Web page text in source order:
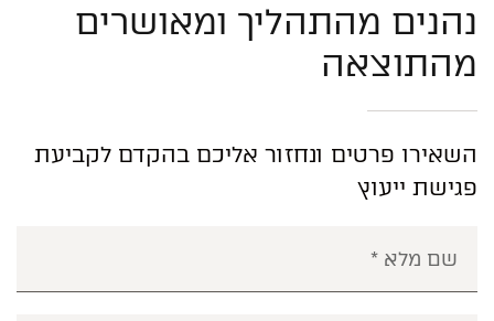
נהנים מהתהליך ומאושרים
מהתוצאה
השאירו פרטים ונחזור אליכם בהקדם לקביעת
פגישת ייעוץ